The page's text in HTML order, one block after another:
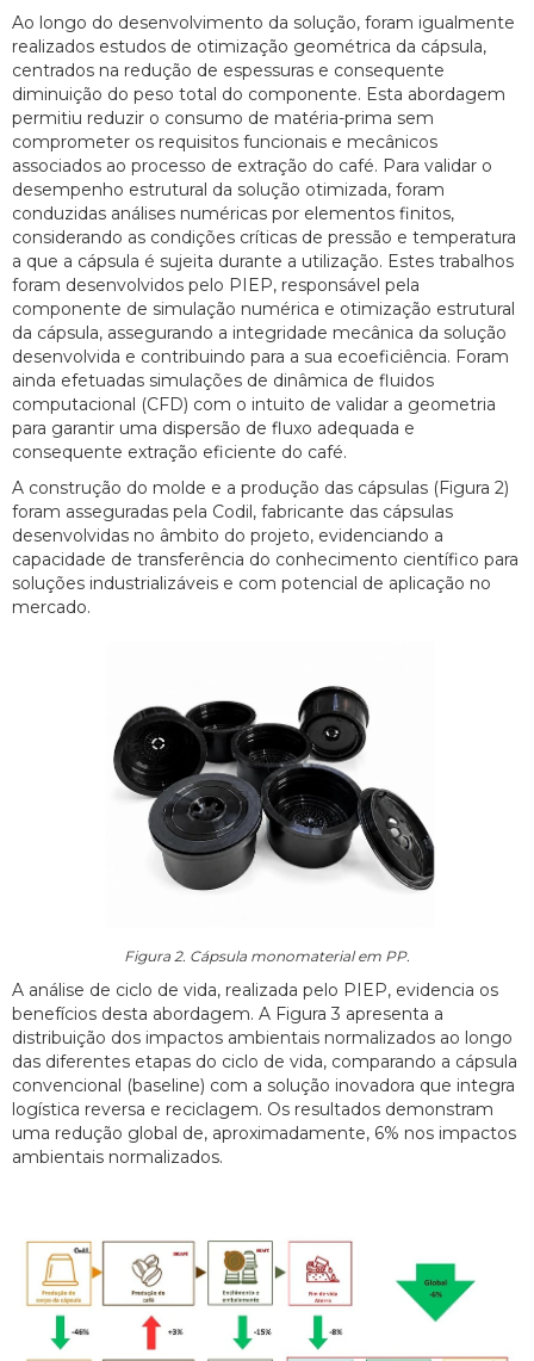
Ao longo do desenvolvimento da solução, foram igualmente
realizados estudos de otimização geométrica da cápsula,
centrados na redução de espessuras e consequente
diminuição do peso total do componente. Esta abordagem
permitiu reduzir o consumo de matéria-prima sem
comprometer os requisitos funcionais e mecânicos
associados ao processo de extração do café. Para validar o
desempenho estrutural da solução otimizada, foram
conduzidas análises numéricas por elementos finitos,
considerando as condições críticas de pressão e temperatura
a que a cápsula é sujeita durante a utilização. Estes trabalhos
foram desenvolvidos pelo PIEP, responsável pela
componente de simulação numérica e otimização estrutural
da cápsula, assegurando a integridade mecânica da solução
desenvolvida e contribuindo para a sua ecoeficiência. Foram
ainda efetuadas simulações de dinâmica de fluidos
computacional (CFD) com o intuito de validar a geometria
para garantir uma dispersão de fluxo adequada e
consequente extração eficiente do café.
A construção do molde e a produção das cápsulas (Figura 2)
foram asseguradas pela Codil, fabricante das cápsulas
desenvolvidas no âmbito do projeto, evidenciando a
capacidade de transferência do conhecimento científico para
soluções industrializáveis e com potencial de aplicação no
mercado.
Figura 2. Cápsula monomaterial em PP.
A análise de ciclo de vida, realizada pelo PIEP, evidencia os
benefícios desta abordagem. A Figura 3 apresenta a
distribuição dos impactos ambientais normalizados ao longo
das diferentes etapas do ciclo de vida, comparando a cápsula
convencional (baseline) com a solução inovadora que integra
logística reversa e reciclagem. Os resultados demonstram
uma redução global de, aproximadamente, 6% nos impactos
ambientais normalizados.